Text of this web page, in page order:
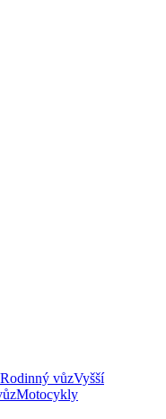
Rodinný vůzVyšší
Motocykly